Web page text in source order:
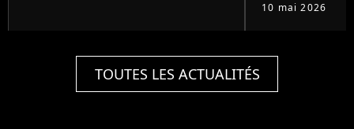
10 mai 2026
TOUTES LES ACTUALITÉS